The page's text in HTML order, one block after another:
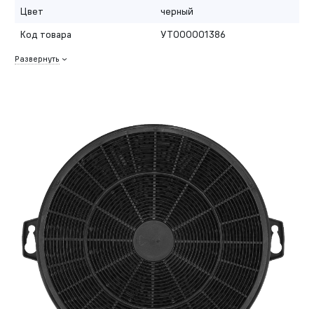
Цвет
черный
Код товара
УТ000001386
Развернуть